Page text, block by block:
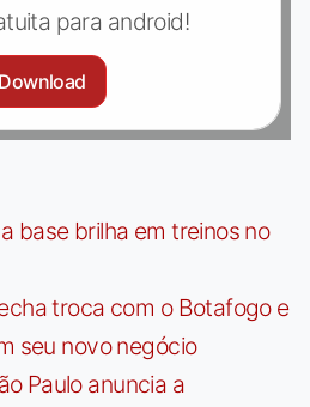
para android!
Download
base brilha em treinos no
troca com o Botafogo e
seu novo negócio
Paulo anuncia a